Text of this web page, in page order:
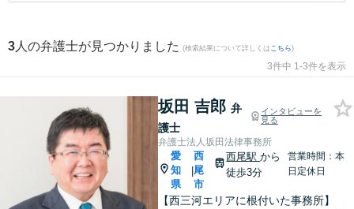
3 人の弁護士が見つかりました (検索結果について詳しくは こちら)
3件中 1-3件を表示
坂田 吉郎 弁
護士
インタビューを
見る
弁護士法人坂田法律事務所
愛
知
県
|
西
尾
市
西尾駅から
徒歩3分
営業時間：本
日定休日
【西三河エリアに根付いた事務所】